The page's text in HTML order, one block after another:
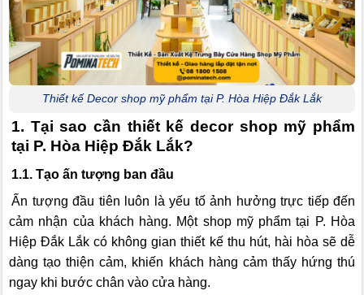
Thiết kế Decor shop mỹ phẩm tại P. Hòa Hiệp Đắk Lắk
1. Tại sao cần thiết kế decor shop mỹ phẩm
tại P. Hòa Hiệp Đắk Lắk?
1.1. Tạo ấn tượng ban đầu
Ấn tượng đầu tiên luôn là yếu tố ảnh hưởng trực tiếp đến
cảm nhận của khách hàng. Một shop mỹ phẩm tại P. Hòa
Hiệp Đắk Lắk có không gian thiết kế thu hút, hài hòa sẽ dễ
dàng tạo thiện cảm, khiến khách hàng cảm thấy hứng thú
ngay khi bước chân vào cửa hàng.